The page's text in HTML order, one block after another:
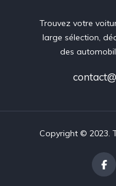
Trouvez votre
large sélection,
des
Copyright © 2023.